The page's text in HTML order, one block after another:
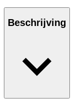
Beschrijving